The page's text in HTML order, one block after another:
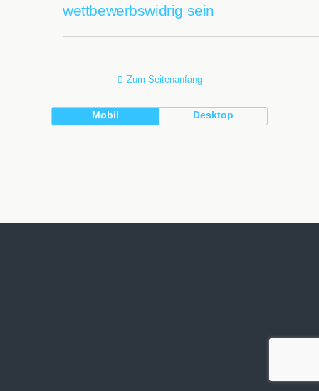
wettbewerbswidrig sein
Zum Seitenanfang
Mobil Desktop